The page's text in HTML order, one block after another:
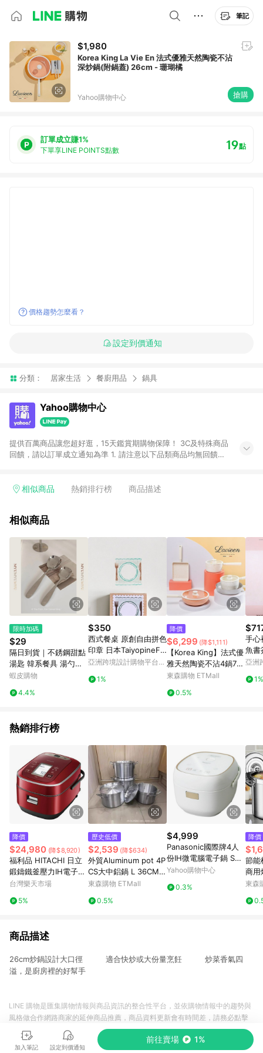
筆記
$1,980
Korea King La Vie En 法式優雅天然陶瓷不沾
深炒鍋(附鍋蓋) 26cm - 珊瑚橘
Yahoo購物中心 搶購
訂單成立賺1%
下單享LINE POINTS點數 19點
價格趨勢怎麼看？
設定到價通知
分類： 居家生活 餐廚用品 鍋具
Yahoo購物中心
提供百萬商品讓您超好逛，15天鑑賞期購物保障！ 3C及特殊商品
回饋，請以訂單成立通知為準 1. 請注意以下品類商品均無回饋：
電玩/遊戲/相機/單眼/鏡頭/拍立得 [2024/6/1起適用] -內接硬
的購回饋活動享Yahoo超贈點回饋者 - 購物中心商店之商品：商
3. 訂單回饋金額將扣除運費/購物金/超贈點/福利金/紅利折抵/折
價券等虛擬貨幣折抵 4. 大宗採購或批發轉賣不具回饋資格： 如
有相關事證認定您為大宗採購、批發轉賣而非最終消費使用者，
相關認定以Yahoo購物中心之認定為準
相似商品 熱銷排行榜 商品描述
相似商品
限時加碼
$29
隔日到貨｜不銹鋼甜點
湯匙 韓系餐具 湯勺小
勺子 不鏽鋼勺子 飯匙
UMYU 沐慕家居 台灣
蝦皮購物
4.4%
$350
西式餐桌 原創自由拼色
印章 日本TaiyopineFin
eColor製造
亞洲跨境設計購物平台
1%
降價
$6,299 (降$1,111)
【Korea King】法式優
雅天然陶瓷不沾4鍋7件
組
東森購物 ETMall
0.5%
手心
魚書
亞洲
1%
熱銷排行榜
降價
$24,980 (降$8,920)
福利品 HITACHI 日立
鍛鑄鐵釜壓力IH電子鍋
RZ-YW3000TR RZYW
台灣樂天市場
5%
歷史低價
$2,539 (降$634)
外貿Aluminum pot 4P
CS大中鋁鍋 L 36CM,4
0CM,42CM,45CM
東森購物 ETMall
0.5%
$4,999
Panasonic國際牌4人
份IH微電腦電子鍋 SR-
KT069
Yahoo購物中心
0.3%
降價
節能
商用
銹鋼
東森
商品描述
26cm炒鍋設計大口徑 適合快炒或大份量烹飪 炒菜香氣四
溢，是廚房裡的好幫手
加入筆記 設定到價通知
前往賣場 1%
LINE 購物是匯集購物情報與商品資訊的整合性平台，並依購物情報中的趨勢與
風格做合作網路商家的延伸商品推薦，商品資料更新會有時間差，請務必點擊
商品至各合作網路商家，確認現售價與購物條件，一切資訊以合作廠商網頁為
準。